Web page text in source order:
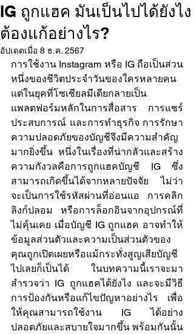
IG ถูกแฮค มันเป็นไปได้ยังไง
ต้องแก้อย่างไร?
อัปเดตเมื่อ 8 ธ.ค. 2567
การใช้งาน Instagram หรือ IG ถือเป็นส่วน
หนึ่งของชีวิตประจำวันของใครหลายคน
แต่ในยุคที่โซเชียลมีเดียกลายเป็น
แพลตฟอร์มหลักในการสื่อสาร การแชร์
ประสบการณ์ และการทำธุรกิจ การรักษา
ความปลอดภัยของบัญชีจึงมีความสำคัญ
มากยิ่งขึ้น หนึ่งในเรื่องที่น่ากลัวและสร้าง
ความกังวลคือการถูกแฮคบัญชี IG ซึ่ง
สามารถเกิดขึ้นได้จากหลายปัจจัย ไม่ว่า
จะเป็นการใช้รหัสผ่านที่อ่อนแอ การคลิก
ลิงก์ปลอม หรือการล็อกอินจากอุปกรณ์ที่
ไม่คุ้นเคย เมื่อบัญชี IG ถูกแฮค อาจทำให้
ข้อมูลส่วนตัวและความเป็นส่วนตัวของ
คุณถูกเปิดเผยหรือแม้กระทั่งสูญเสียบัญชี
ไปเลยก็เป็นได้ ในบทความนี้เราจะมา
สำรวจว่า IG ถูกแฮคได้ยังไง และจะมีวิธี
การป้องกันหรือแก้ไขปัญหาอย่างไร เพื่อ
ให้คุณสามารถใช้งาน IG ได้อย่าง
ปลอดภัยและสบายใจมากขึ้น พร้อมกันนั้น